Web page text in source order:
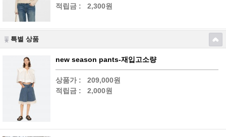
적립금 :
2,300원
특별 상품
new season pants-재입고소량
상품가 :
209,000원
적립금 :
2,000원